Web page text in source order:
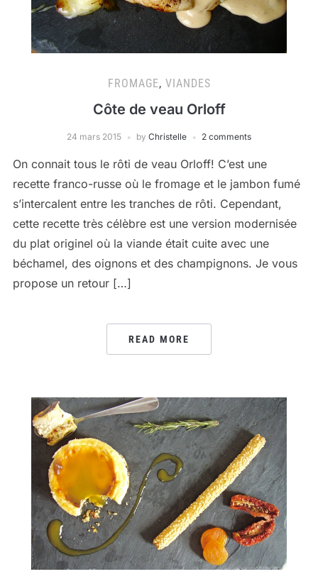
FROMAGE, VIANDES
Côte de veau Orloff
24 mars 2015 by Christelle 2 comments
On connait tous le rôti de veau Orloff! C’est une
recette franco-russe où le fromage et le jambon fumé
s’intercalent entre les tranches de rôti. Cependant,
cette recette très célèbre est une version modernisée
du plat originel où la viande était cuite avec une
béchamel, des oignons et des champignons. Je vous
propose un retour […]
READ MORE